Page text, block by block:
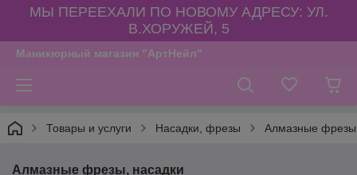
МЫ ПЕРЕЕХАЛИ ПО НОВОМУ АДРЕСУ: УЛ.
В.ХОРУЖЕЙ, 5
Маникюрный магазин "АртНейл"
Товары и услуги Насадки, фрезы Алмазные
Алмазные фрезы, насадки